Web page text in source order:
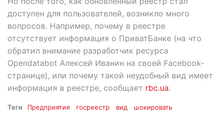
доступен для пользователей, возникло много
вопросов. Например, почему в реестре
отсутствует информация о ПриватБанке (на что
обратил внимание разработчик ресурса
Opendatabot Алексей Иванин на своей Facebook-
странице), или почему такой неудобный вид имеет
информация в реестре, сообщает rbc.ua.
Теги Предприятия госреестр вид шокировать